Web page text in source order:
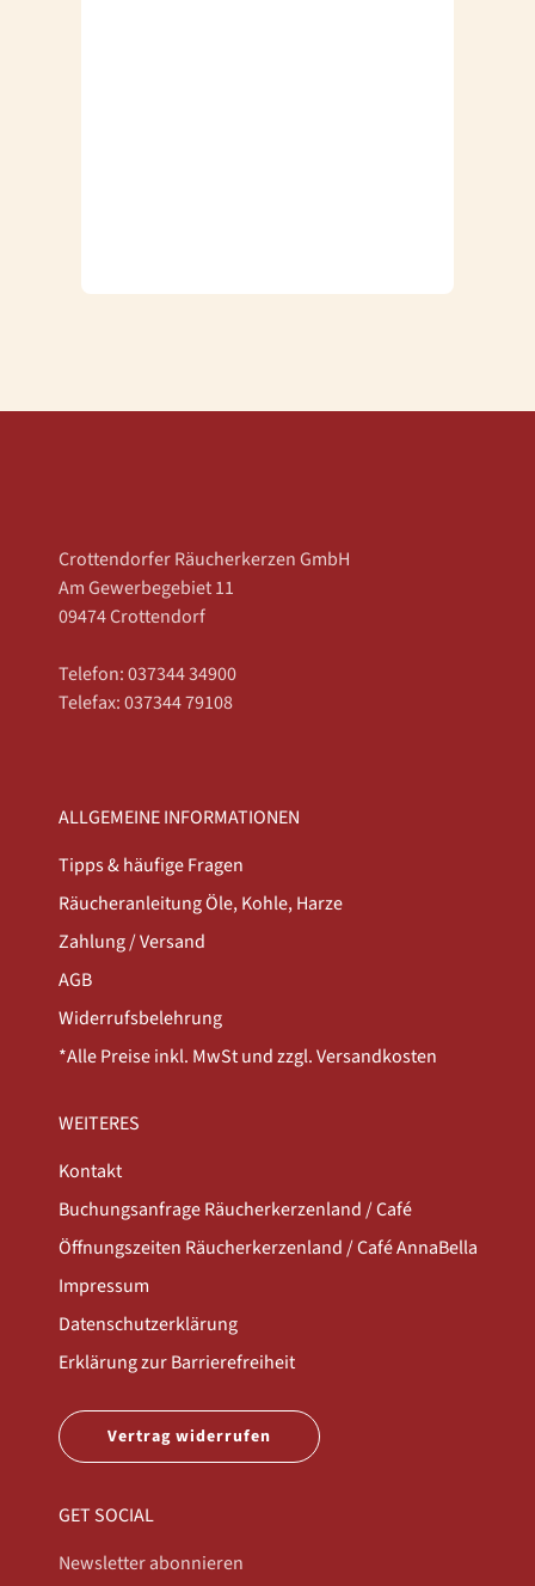
Crottendorfer Räucherkerzen GmbH
Am Gewerbegebiet 11
09474 Crottendorf
Telefon: 037344 34900
Telefax: 037344 79108
ALLGEMEINE INFORMATIONEN
Tipps & häufige Fragen
Räucheranleitung Öle, Kohle, Harze
Zahlung / Versand
AGB
Widerrufsbelehrung
*Alle Preise inkl. MwSt und zzgl. Versandkosten
WEITERES
Kontakt
Buchungsanfrage Räucherkerzenland / Café
Öffnungszeiten Räucherkerzenland / Café AnnaBella
Impressum
Datenschutzerklärung
Erklärung zur Barrierefreiheit
Vertrag widerrufen
GET SOCIAL
Newsletter abonnieren